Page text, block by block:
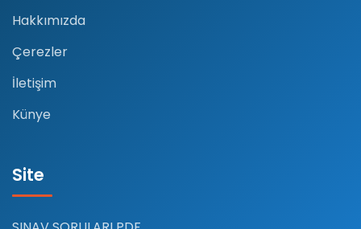
Hakkımızda
Çerezler
İletişim
Künye
Site